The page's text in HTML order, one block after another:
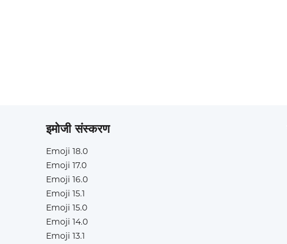
इमोजी संस्करण
Emoji 18.0
Emoji 17.0
Emoji 16.0
Emoji 15.1
Emoji 15.0
Emoji 14.0
Emoji 13.1